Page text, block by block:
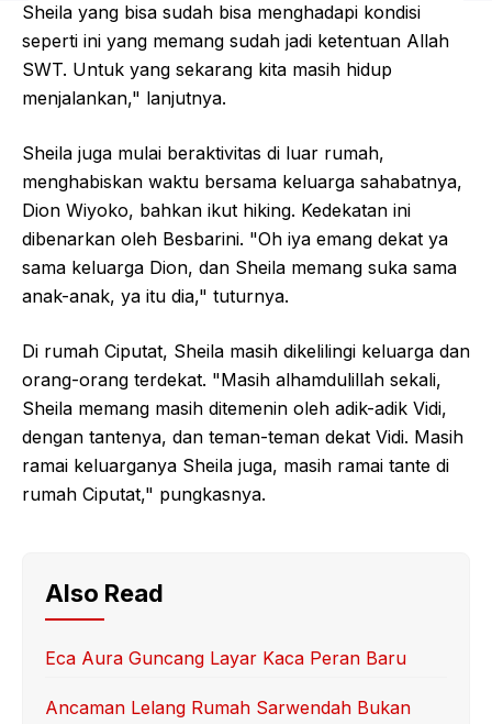
Sheila yang bisa sudah bisa menghadapi kondisi
seperti ini yang memang sudah jadi ketentuan Allah
SWT. Untuk yang sekarang kita masih hidup
menjalankan," lanjutnya.
Sheila juga mulai beraktivitas di luar rumah,
menghabiskan waktu bersama keluarga sahabatnya,
Dion Wiyoko, bahkan ikut hiking. Kedekatan ini
dibenarkan oleh Besbarini. "Oh iya emang dekat ya
sama keluarga Dion, dan Sheila memang suka sama
anak-anak, ya itu dia," tuturnya.
Di rumah Ciputat, Sheila masih dikelilingi keluarga dan
orang-orang terdekat. "Masih alhamdulillah sekali,
Sheila memang masih ditemenin oleh adik-adik Vidi,
dengan tantenya, dan teman-teman dekat Vidi. Masih
ramai keluarganya Sheila juga, masih ramai tante di
rumah Ciputat," pungkasnya.
Also Read
Eca Aura Guncang Layar Kaca Peran Baru
Ancaman Lelang Rumah Sarwendah Bukan